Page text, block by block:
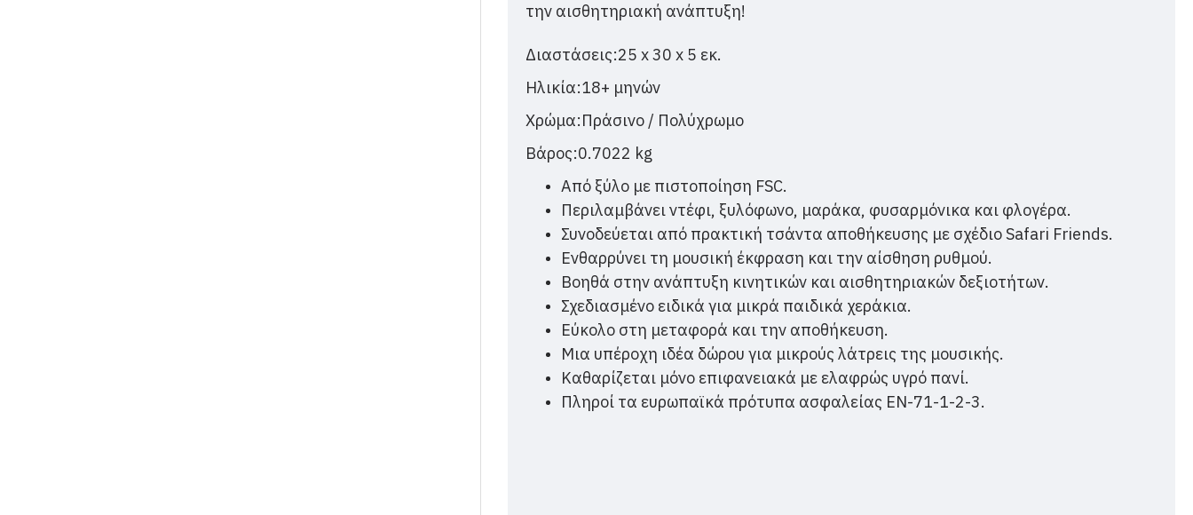
την αισθητηριακή ανάπτυξη!
Διαστάσεις:25 x 30 x 5 εκ.
Ηλικία:18+ μηνών
Χρώμα:Πράσινο / Πολύχρωμο
Βάρος:0.7022 kg
Από ξύλο με πιστοποίηση FSC.
Περιλαμβάνει ντέφι, ξυλόφωνο, μαράκα, φυσαρμόνικα και φλογέρα.
Συνοδεύεται από πρακτική τσάντα αποθήκευσης με σχέδιο Safari Friends.
Ενθαρρύνει τη μουσική έκφραση και την αίσθηση ρυθμού.
Βοηθά στην ανάπτυξη κινητικών και αισθητηριακών δεξιοτήτων.
Σχεδιασμένο ειδικά για μικρά παιδικά χεράκια.
Εύκολο στη μεταφορά και την αποθήκευση.
Μια υπέροχη ιδέα δώρου για μικρούς λάτρεις της μουσικής.
Καθαρίζεται μόνο επιφανειακά με ελαφρώς υγρό πανί.
Πληροί τα ευρωπαϊκά πρότυπα ασφαλείας EN-71-1-2-3.